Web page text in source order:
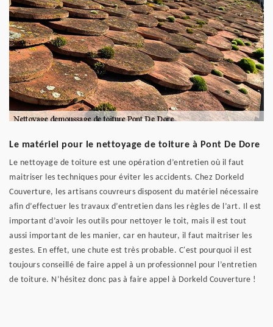
Le matériel pour le nettoyage de toiture à Pont De Dore
Le nettoyage de toiture est une opération d’entretien où il faut
maitriser les techniques pour éviter les accidents. Chez Dorkeld
Couverture, les artisans couvreurs disposent du matériel nécessaire
afin d’effectuer les travaux d’entretien dans les règles de l’art. Il est
important d’avoir les outils pour nettoyer le toit, mais il est tout
aussi important de les manier, car en hauteur, il faut maitriser les
gestes. En effet, une chute est très probable. C'est pourquoi il est
toujours conseillé de faire appel à un professionnel pour l’entretien
de toiture. N’hésitez donc pas à faire appel à Dorkeld Couverture !